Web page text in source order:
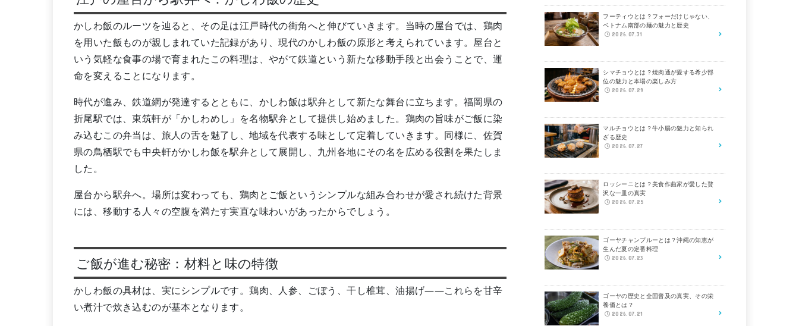
かしわ飯のルーツを辿ると、その足は江戸時代の街角へと伸びていきます。当時の屋台では、鶏肉
を用いた飯ものが親しまれていた記録があり、現代のかしわ飯の原形と考えられています。屋台と
いう気軽な食事の場で育まれたこの料理は、やがて鉄道という新たな移動手段と出会うことで、運
命を変えることになります。
時代が進み、鉄道網が発達するとともに、かしわ飯は駅弁として新たな舞台に立ちます。福岡県の
折尾駅では、東筑軒が「かしわめし」を名物駅弁として提供し始めました。鶏肉の旨味がご飯に染
み込むこの弁当は、旅人の舌を魅了し、地域を代表する味として定着していきます。同様に、佐賀
県の鳥栖駅でも中央軒がかしわ飯を駅弁として展開し、九州各地にその名を広める役割を果たしま
した。
屋台から駅弁へ。場所は変わっても、鶏肉とご飯というシンプルな組み合わせが愛され続けた背景
には、移動する人々の空腹を満たす実直な味わいがあったからでしょう。
ご飯が進む秘密：材料と味の特徴
かしわ飯の具材は、実にシンプルです。鶏肉、人参、ごぼう、干し椎茸、油揚げ——これらを甘辛
い煮汁で炊き込むのが基本となります。
フーティウとは？フォーだけじゃない、
ベトナム南部の麺の魅力と歴史
2026.07.31
シマチョウとは？焼肉通が愛する希少部
位の魅力と本場の楽しみ方
2026.07.29
マルチョウとは？牛小腸の魅力と知られ
ざる歴史
2026.07.27
ロッシーニとは？美食作曲家が愛した贅
沢な一皿の真実
2026.07.25
ゴーヤチャンプルーとは？沖縄の知恵が
生んだ夏の定番料理
2026.07.23
ゴーヤの歴史と全国普及の真実、その栄
養価とは？
2026.07.21